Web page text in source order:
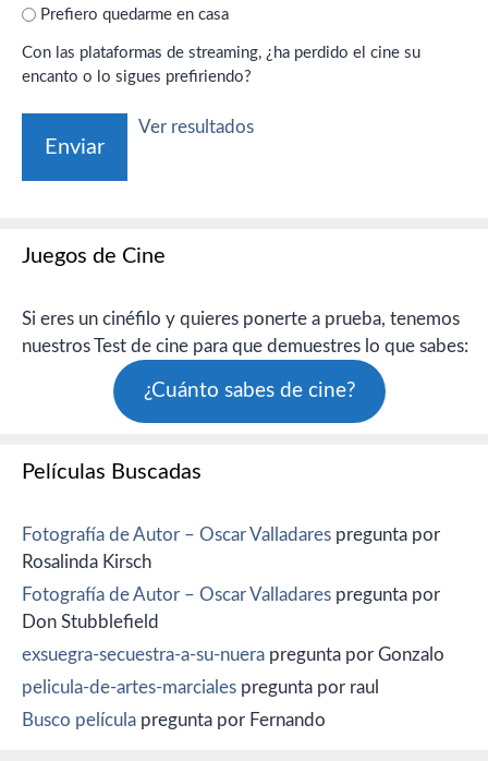
Prefiero quedarme en casa
Con las plataformas de streaming, ¿ha perdido el cine su
encanto o lo sigues prefiriendo?
Ver resultados
Juegos de Cine
Si eres un cinéfilo y quieres ponerte a prueba, tenemos
nuestros Test de cine para que demuestres lo que sabes:
¿Cuánto sabes de cine?
Películas Buscadas
Fotografía de Autor – Oscar Valladares pregunta por
Rosalinda Kirsch
Fotografía de Autor – Oscar Valladares pregunta por
Don Stubblefield
exsuegra-secuestra-a-su-nuera pregunta por Gonzalo
pelicula-de-artes-marciales pregunta por raul
Busco película pregunta por Fernando